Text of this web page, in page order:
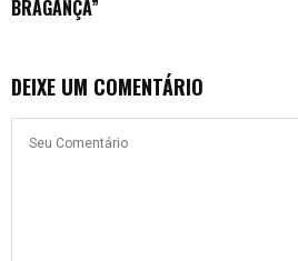
BRAGANÇA”
DEIXE UM COMENTÁRIO